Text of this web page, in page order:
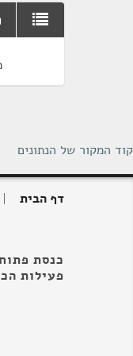
קוד המקור של הנתונים
דף הבית
כנסת
פעילות